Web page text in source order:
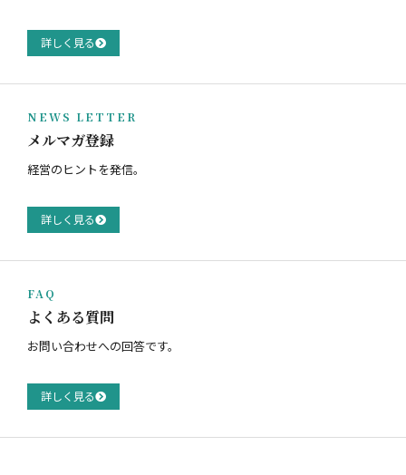
詳しく見る
NEWS LETTER
メルマガ登録
経営のヒントを発信。
詳しく見る
FAQ
よくある質問
お問い合わせへの回答です。
詳しく見る